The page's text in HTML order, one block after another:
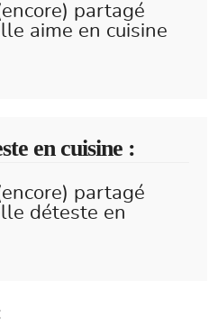
partagé
aime en cuisine
en cuisine :
partagé
déteste en